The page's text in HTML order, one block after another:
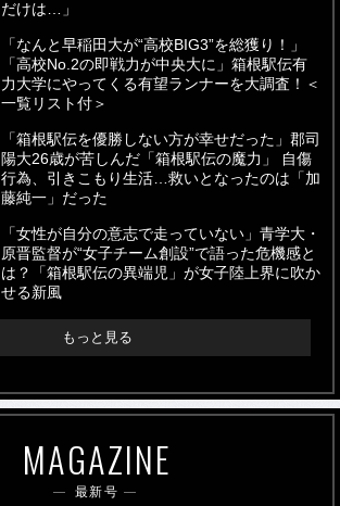
だけは…」
「なんと早稲田大が“高校BIG3”を総獲り！」
「高校No.2の即戦力が中央大に」箱根駅伝有
力大学にやってくる有望ランナーを大調査！＜
一覧リスト付＞
「箱根駅伝を優勝しない方が幸せだった」郡司
陽大26歳が苦しんだ「箱根駅伝の魔力」 自傷
行為、引きこもり生活…救いとなったのは「加
藤純一」だった
「女性が自分の意志で走っていない」青学大・
原晋監督が“女子チーム創設”で語った危機感と
は？「箱根駅伝の異端児」が女子陸上界に吹か
せる新風
もっと見る
MAGAZINE
最新号